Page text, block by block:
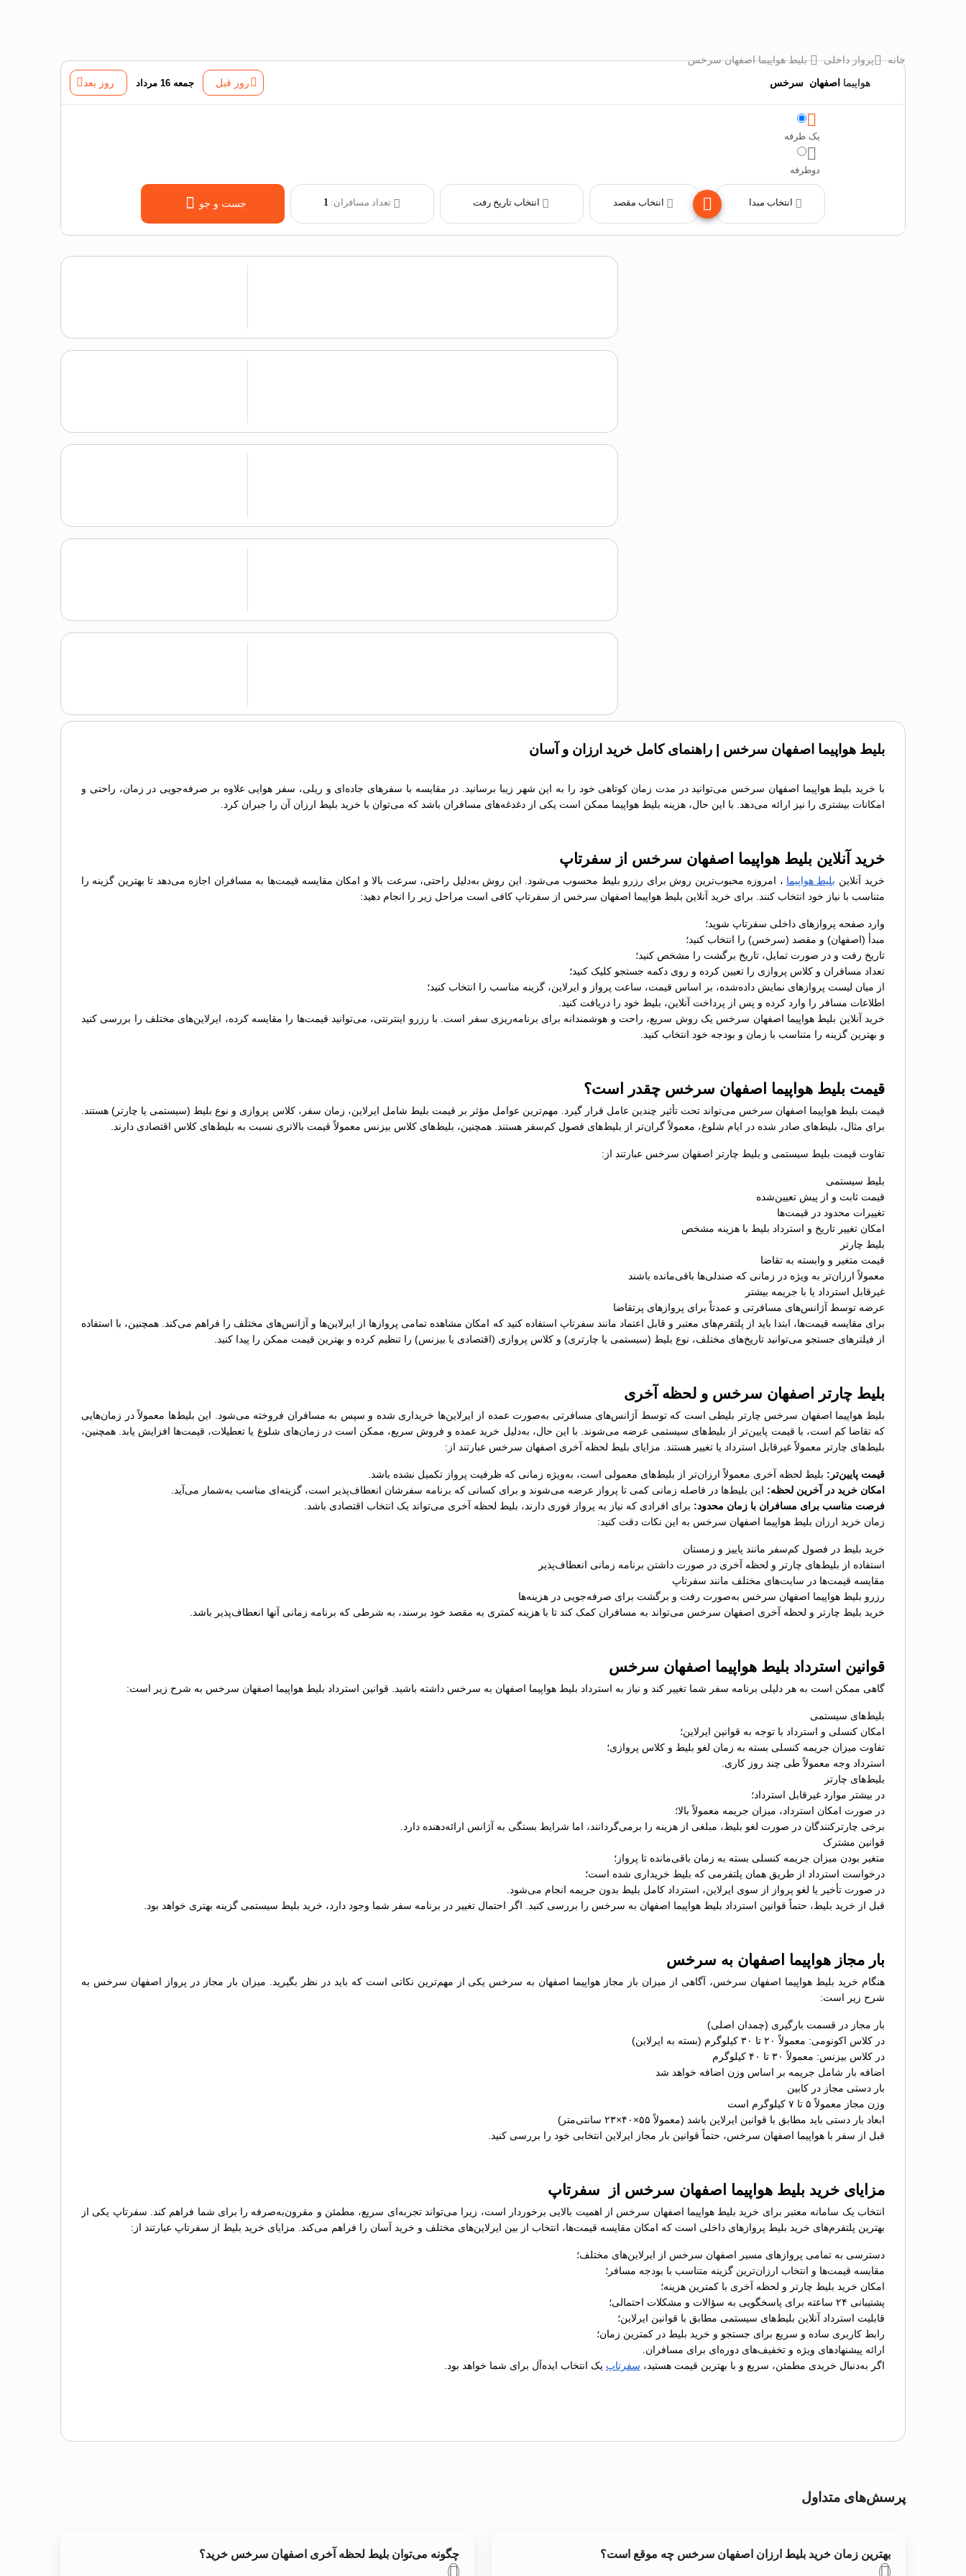
خانه پرواز داخلی
بلیط هواپیما اصفهان سرخس
هواپیما اصفهان سرخس روز قبل جمعه 16 مرداد روز بعد
یک طرفه
دوطرفه
انتخاب مبدا انتخاب مقصد تعداد مسافران:1 جست و جو
بلیط هواپیما اصفهان سرخس | راهنمای کامل خرید ارزان و آسان
با خرید بلیط هواپیما اصفهان سرخس می‌توانید در مدت زمان کوتاهی خود را به این شهر زیبا برسانید. در مقایسه با سفرهای جاده‌ای و ریلی، سفر هوایی علاوه بر صرفه‌جویی در زمان، راحتی و
امکانات بیشتری را نیز ارائه می‌دهد. با این حال، هزینه بلیط هواپیما ممکن است یکی از دغدغه‌های مسافران باشد که می‌توان با خرید بلیط ارزان آن را جبران کرد.
خرید آنلاین بلیط هواپیما اصفهان سرخس از سفرتاپ
خرید آنلاین بلیط هواپیما ، امروزه محبوب‌ترین روش برای رزرو بلیط محسوب می‌شود. این روش به‌دلیل راحتی، سرعت بالا و امکان مقایسه قیمت‌ها به مسافران اجازه می‌دهد تا بهترین گزینه را
متناسب با نیاز خود انتخاب کنند. برای خرید آنلاین بلیط هواپیما اصفهان سرخس از سفرتاپ کافی است مراحل زیر را انجام دهید:
وارد صفحه پروازهای داخلی سفرتاپ شوید؛
مبدأ (اصفهان) و مقصد (سرخس) را انتخاب کنید؛
تاریخ رفت و در صورت تمایل، تاریخ برگشت را مشخص کنید؛
تعداد مسافران و کلاس پروازی را تعیین کرده و روی دکمه جستجو کلیک کنید؛
از میان لیست پروازهای نمایش داده‌شده، بر اساس قیمت، ساعت پرواز و ایرلاین، گزینه مناسب را انتخاب کنید؛
اطلاعات مسافر را وارد کرده و پس از پرداخت آنلاین، بلیط خود را دریافت کنید.
خرید آنلاین بلیط هواپیما اصفهان سرخس یک روش سریع، راحت و هوشمندانه برای برنامه‌ریزی سفر است. با رزرو اینترنتی، می‌توانید قیمت‌ها را مقایسه کرده، ایرلاین‌های مختلف را بررسی کنید
و بهترین گزینه را متناسب با زمان و بودجه خود انتخاب کنید.
قیمت بلیط هواپیما اصفهان سرخس چقدر است؟
قیمت بلیط هواپیما اصفهان سرخس می‌تواند تحت تأثیر چندین عامل قرار گیرد. مهم‌ترین عوامل مؤثر بر قیمت بلیط شامل ایرلاین، زمان سفر، کلاس پروازی و نوع بلیط (سیستمی یا چارتر) هستند.
برای مثال، بلیط‌های صادر شده در ایام شلوغ، معمولاً گران‌تر از بلیط‌های فصول کم‌سفر هستند. همچنین، بلیط‌های کلاس بیزنس معمولاً قیمت بالاتری نسبت به بلیط‌های کلاس اقتصادی دارند.
تفاوت قیمت بلیط سیستمی و بلیط چارتر اصفهان سرخس عبارتند از:
بلیط سیستمی
قیمت ثابت و از پیش تعیین‌شده
تغییرات محدود در قیمت‌ها
امکان تغییر تاریخ و استرداد بلیط با هزینه مشخص
بلیط چارتر
قیمت متغیر و وابسته به تقاضا
معمولاً ارزان‌تر به ویژه در زمانی که صندلی‌ها باقی‌مانده باشند
غیرقابل استرداد یا با جریمه بیشتر
عرضه توسط آژانس‌های مسافرتی و عمدتاً برای پروازهای پرتقاضا
برای مقایسه قیمت‌ها، ابتدا باید از پلتفرم‌های معتبر و قابل اعتماد مانند سفرتاپ استفاده کنید که امکان مشاهده تمامی پروازها از ایرلاین‌ها و آژانس‌های مختلف را فراهم می‌کند. همچنین، با استفاده
از فیلترهای جستجو می‌توانید تاریخ‌های مختلف، نوع بلیط (سیستمی یا چارتری) و کلاس پروازی (اقتصادی یا بیزنس) را تنظیم کرده و بهترین قیمت ممکن را پیدا کنید.
بلیط چارتر اصفهان سرخس و لحظه آخری
بلیط هواپیما اصفهان سرخس چارتر بلیطی است که توسط آژانس‌های مسافرتی به‌صورت عمده از ایرلاین‌ها خریداری شده و سپس به مسافران فروخته می‌شود. این بلیط‌ها معمولاً در زمان‌هایی
که تقاضا کم است، با قیمت پایین‌تر از بلیط‌های سیستمی عرضه می‌شوند. با این حال، به‌دلیل خرید عمده و فروش سریع، ممکن است در زمان‌های شلوغ یا تعطیلات، قیمت‌ها افزایش یابد. همچنین،
بلیط‌های چارتر معمولاً غیرقابل استرداد یا تغییر هستند. مزایای بلیط لحظه آخری اصفهان سرخس عبارتند از:
قیمت پایین‌تر: بلیط لحظه آخری معمولاً ارزان‌تر از بلیط‌های معمولی است، به‌ویژه زمانی که ظرفیت پرواز تکمیل نشده باشد.
امکان خرید در آخرین لحظه: این بلیط‌ها در فاصله زمانی کمی تا پرواز عرضه می‌شوند و برای کسانی که برنامه سفرشان انعطاف‌پذیر است، گزینه‌ای مناسب به‌شمار می‌آید.
فرصت مناسب برای مسافران با زمان محدود: برای افرادی که نیاز به پرواز فوری دارند، بلیط لحظه آخری می‌تواند یک انتخاب اقتصادی باشد.
زمان خرید ارزان بلیط هواپیما اصفهان سرخس به این نکات دقت کنید:
خرید بلیط در فصول کم‌سفر مانند پاییز و زمستان
استفاده از بلیط‌های چارتر و لحظه آخری در صورت داشتن برنامه زمانی انعطاف‌پذیر
مقایسه قیمت‌ها در سایت‌های مختلف مانند سفرتاپ
رزرو بلیط هواپیما اصفهان سرخس به‌صورت رفت و برگشت برای صرفه‌جویی در هزینه‌ها
خرید بلیط چارتر و لحظه آخری اصفهان سرخس می‌تواند به مسافران کمک کند تا با هزینه کمتری به مقصد خود برسند، به شرطی که برنامه زمانی آنها انعطاف‌پذیر باشد.
قوانین استرداد بلیط هواپیما اصفهان سرخس
گاهی ممکن است به هر دلیلی برنامه سفر شما تغییر کند و نیاز به استرداد بلیط هواپیما اصفهان به سرخس داشته باشید. قوانین استرداد بلیط هواپیما اصفهان سرخس به شرح زیر است:
بلیط‌های سیستمی
امکان کنسلی و استرداد با توجه به قوانین ایرلاین؛
تفاوت میزان جریمه کنسلی بسته به زمان لغو بلیط و کلاس پروازی؛
استرداد وجه معمولاً طی چند روز کاری.
بلیط‌های چارتر
در بیشتر موارد غیرقابل استرداد؛
در صورت امکان استرداد، میزان جریمه معمولاً بالا؛
برخی چارترکنندگان در صورت لغو بلیط، مبلغی از هزینه را برمی‌گردانند، اما شرایط بستگی به آژانس ارائه‌دهنده دارد.
قوانین مشترک
متغیر بودن میزان جریمه کنسلی بسته به زمان باقی‌مانده تا پرواز؛
درخواست استرداد از طریق همان پلتفرمی که بلیط خریداری شده است؛
در صورت تأخیر یا لغو پرواز از سوی ایرلاین، استرداد کامل بلیط بدون جریمه انجام می‌شود.
قبل از خرید بلیط، حتماً قوانین استرداد بلیط هواپیما اصفهان به سرخس را بررسی کنید. اگر احتمال تغییر در برنامه سفر شما وجود دارد، خرید بلیط سیستمی گزینه بهتری خواهد بود.
بار مجاز هواپیما اصفهان به سرخس
هنگام خرید بلیط هواپیما اصفهان سرخس، آگاهی از میزان باز مجاز هواپیما اصفهان به سرخس یکی از مهم‌ترین نکاتی است که باید در نظر بگیرید. میزان بار مجاز در پرواز اصفهان سرخس به
شرح زیر است:
بار مجاز در قسمت بارگیری (چمدان اصلی)
در کلاس اکونومی: معمولاً ۲۰ تا ۳۰ کیلوگرم (بسته به ایرلاین)
در کلاس بیزنس: معمولاً ۳۰ تا ۴۰ کیلوگرم
اضافه بار شامل جریمه بر اساس وزن اضافه خواهد شد
بار دستی مجاز در کابین
وزن مجاز معمولاً ۵ تا ۷ کیلوگرم است
ابعاد بار دستی باید مطابق با قوانین ایرلاین باشد (معمولاً ۵۵×۴۰×۲۳ سانتی‌متر)
قبل از سفر با هواپیما اصفهان سرخس، حتماً قوانین بار مجاز ایرلاین انتخابی خود را بررسی کنید.
مزایای خرید بلیط هواپیما اصفهان سرخس از سفرتاپ
انتخاب یک سامانه معتبر برای خرید بلیط هواپیما اصفهان سرخس از اهمیت بالایی برخوردار است، زیرا می‌تواند تجربه‌ای سریع، مطمئن و مقرون‌به‌صرفه را برای شما فراهم کند. سفرتاپ یکی از
بهترین پلتفرم‌های خرید بلیط پروازهای داخلی است که امکان مقایسه قیمت‌ها، انتخاب از بین ایرلاین‌های مختلف و خرید آسان را فراهم می‌کند. مزایای خرید بلیط از سفرتاپ عبارتند از:
دسترسی به تمامی پروازهای مسیر اصفهان سرخس از ایرلاین‌های مختلف؛
مقایسه قیمت‌ها و انتخاب ارزان‌ترین گزینه متناسب با بودجه مسافر؛
امکان خرید بلیط چارتر و لحظه آخری با کمترین هزینه؛
پشتیبانی ۲۴ ساعته برای پاسخگویی به سؤالات و مشکلات احتمالی؛
قابلیت استرداد آنلاین بلیط‌های سیستمی مطابق با قوانین ایرلاین؛
رابط کاربری ساده و سریع برای جستجو و خرید بلیط در کمترین زمان؛
ارائه پیشنهادهای ویژه و تخفیف‌های دوره‌ای برای مسافران.
اگر به‌دنبال خریدی مطمئن، سریع و با بهترین قیمت هستید، سفرتاپ یک انتخاب ایده‌آل برای شما خواهد بود.
پرسش‌های متداول
بهترین زمان خرید بلیط ارزان اصفهان سرخس چه موقع است؟ چگونه می‌توان بلیط لحظه آخری اصفهان سرخس خرید؟